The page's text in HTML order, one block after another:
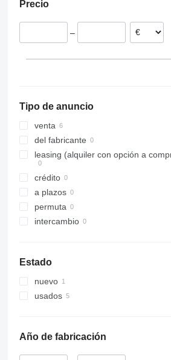
Precio
–
Tipo de anuncio
venta
del fabricante
leasing (alquiler con opción a
crédito
a plazos
permuta
intercambio
Estado
nuevo
usados
Año de fabricación